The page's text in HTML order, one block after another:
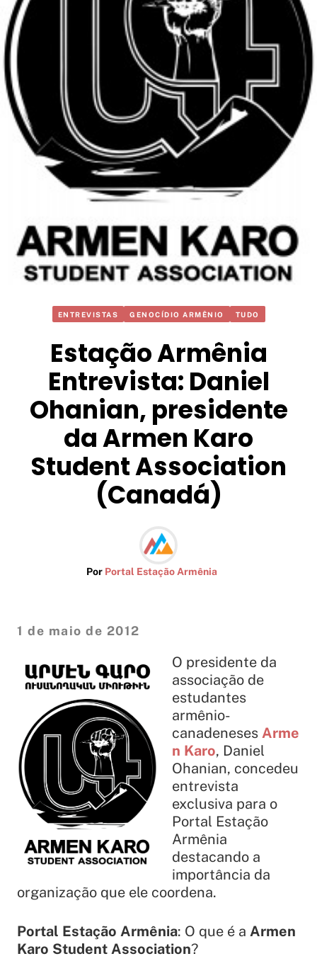
ENTREVISTAS GENOCÍDIO ARMÊNIO TUDO
Estação Armênia
Entrevista: Daniel
Ohanian, presidente
da Armen Karo
Student Association
(Canadá)
Por Portal Estação Armênia
1 de maio de 2012
O presidente da
associação de
estudantes
armênio-
canadeneses Arme
n Karo, Daniel
Ohanian, concedeu
entrevista
exclusiva para o
Portal Estação
Armênia
destacando a
importância da
organização que ele coordena.
Portal Estação Armênia: O que é a Armen
Karo Student Association?